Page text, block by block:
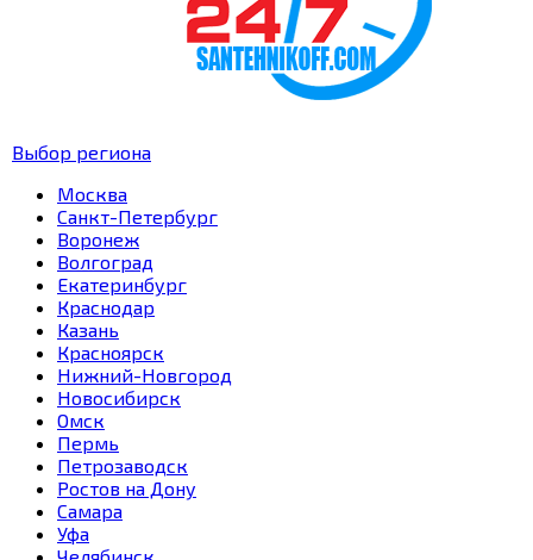
Выбор региона
Москва
Санкт-Петербург
Воронеж
Волгоград
Екатеринбург
Краснодар
Казань
Красноярск
Нижний-Новгород
Новосибирск
Омск
Пермь
Петрозаводск
Ростов на Дону
Самара
Уфа